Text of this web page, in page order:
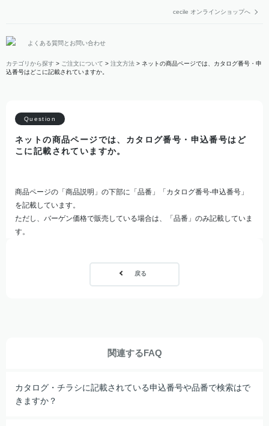
cecile オンラインショップへ
よくある質問とお問い合わせ
カテゴリから探す > ご注文について > 注文方法 > ネットの商品ページでは、カタログ番号・申
込番号はどこに記載されていますか。
ネットの商品ページでは、カタログ番号・申込番号はど
こに記載されていますか。
商品ページの「商品説明」の下部に「品番」「カタログ番号-申込番号」
を記載しています。
ただし、バーゲン価格で販売している場合は、「品番」のみ記載していま
す。
戻る
関連するFAQ
カタログ・チラシに記載されている申込番号や品番で検索はで
きますか？